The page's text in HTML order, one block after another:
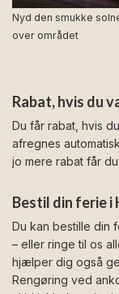
Nyd den smukke
over området
Rabat, hvis du
Du får rabat, hvis
afregnes
jo mere rabat får du.
Bestil din ferie i
Du kan bestille din
– eller ringe til os
hjælper dig også
Rengøring ved